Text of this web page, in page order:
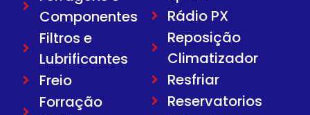
Componentes
Filtros e
Lubrificantes
Freio
Forração
Rádio PX
Reposição
Climatizador
Resfriar
Reservatorios